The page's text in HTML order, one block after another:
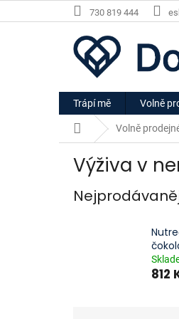
na
730 819 444
Trápí mě Volně
Domů Volně
Výživa v
812